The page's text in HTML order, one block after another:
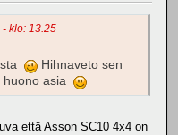
klo: 13.25
Hihnaveto sen
huono asia
että Asson SC10 4x4 on